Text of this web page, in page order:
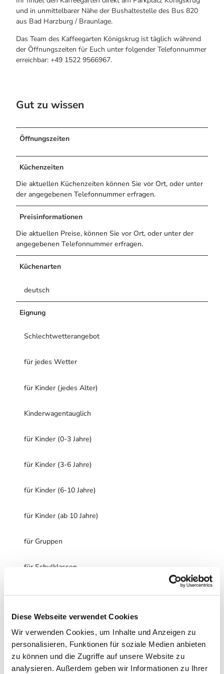
Diese Webseite verwendet Cookies
Wir verwenden Cookies, um Inhalte und Anzeigen zu
personalisieren, Funktionen für soziale Medien anbieten
zu können und die Zugriffe auf unsere Website zu
analysieren. Außerdem geben wir Informationen zu Ihrer
Bogenschiessen in Hohegeiss
Noch lange nicht Schicht im Schacht
Die Eisflüsterer: Harzer Falken
Wanderführer Jörg Kühnhold
Alle Infos auf einen Blick
Webcams
Informationen für Gastgeberinnen
Kulinarik
Einkaufen
und in unmittelbarer Nähe der Bushaltestelle des Bus 820
aus Bad Harzburg / Braunlage.
Das Team des Kaffeegarten Königskrug ist täglich während
der Öffnungszeiten für Euch unter folgender Telefonnummer
erreichbar: +49 1522 9566967.
Gut zu wissen
Öffnungszeiten
Küchenzeiten
Die aktuellen Küchenzeiten können Sie vor Ort, oder unter
der angegebenen Telefonnummer erfragen.
Preisinformationen
Die aktuellen Preise, können Sie vor Ort, oder unter der
angegebenen Telefonnummer erfragen.
Küchenarten
deutsch
Eignung
Schlechtwetterangebot
für jedes Wetter
für Kinder (jedes Alter)
Kinderwagentauglich
für Kinder (0-3 Jahre)
für Kinder (3-6 Jahre)
für Kinder (6-10 Jahre)
für Kinder (ab 10 Jahre)
für Gruppen
für Schulklassen
für Individualgäste
Ausstattung
PKW-Parkplatz am Haus